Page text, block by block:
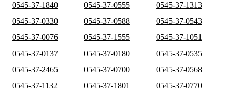
0545-37-1840
0545-37-0555
0545-37-1313
0545-37-0330
0545-37-0588
0545-37-0543
0545-37-0076
0545-37-1555
0545-37-1051
0545-37-0137
0545-37-0180
0545-37-0535
0545-37-2465
0545-37-0700
0545-37-0568
0545-37-1132
0545-37-1801
0545-37-0770